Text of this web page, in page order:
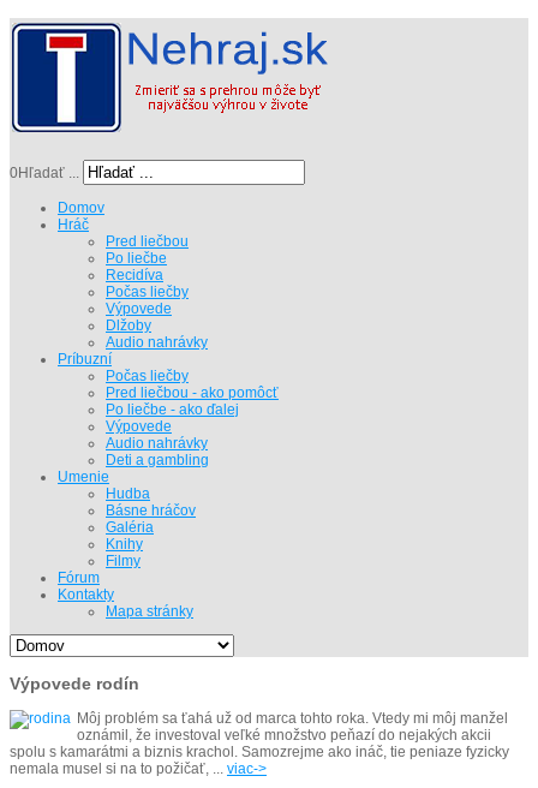
0Hľadať ...
Domov
Hráč
Pred liečbou
Po liečbe
Recidíva
Počas liečby
Výpovede
Dlžoby
Audio nahrávky
Príbuzní
Počas liečby
Pred liečbou - ako pomôcť
Po liečbe - ako ďalej
Výpovede
Audio nahrávky
Deti a gambling
Umenie
Hudba
Básne hráčov
Galéria
Knihy
Filmy
Fórum
Kontakty
Mapa stránky
Výpovede rodín
Môj problém sa ťahá už od marca tohto roka. Vtedy mi môj manžel
oznámil, že investoval veľké množstvo peňazí do nejakých akcii
spolu s kamarátmi a biznis krachol. Samozrejme ako ináč, tie peniaze fyzicky
nemala musel si na to požičať, ... viac->